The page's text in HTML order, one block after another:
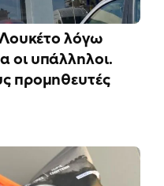
λόγω
οι υπάλληλοι.
προμηθευτές